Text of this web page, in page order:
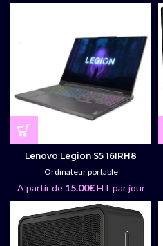
Lenovo Legion S5 16IRH8
Ordinateur portable
A partir de 15.00€HT par jour